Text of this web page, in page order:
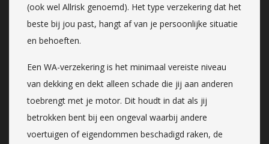
(ook wel Allrisk genoemd). Het type verzekering dat het
beste bij jou past, hangt af van je persoonlijke situatie
en behoeften.
Een WA-verzekering is het minimaal vereiste niveau
van dekking en dekt alleen schade die jij aan anderen
toebrengt met je motor. Dit houdt in dat als jij
betrokken bent bij een ongeval waarbij andere
voertuigen of eigendommen beschadigd raken, de